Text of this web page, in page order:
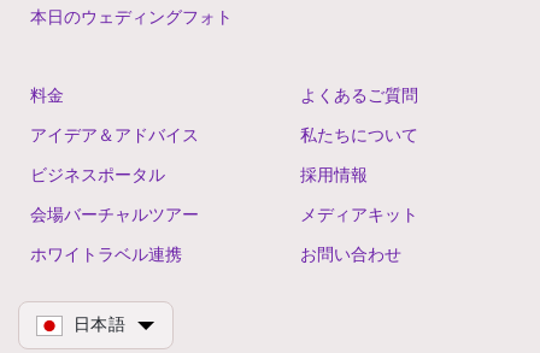
本日のウェディングフォト
料金
アイデア＆アドバイス
ビジネスポータル
会場バーチャルツアー
ホワイトラベル連携
よくあるご質問
私たちについて
採用情報
メディアキット
お問い合わせ
日本語